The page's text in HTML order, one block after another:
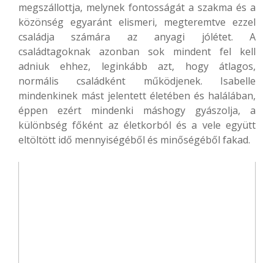
megszállottja, melynek fontosságát a szakma és a
közönség egyaránt elismeri, megteremtve ezzel
családja számára az anyagi jólétet. A
családtagoknak azonban sok mindent fel kell
adniuk ehhez, leginkább azt, hogy átlagos,
normális családként működjenek. Isabelle
mindenkinek mást jelentett életében és halálában,
éppen ezért mindenki máshogy gyászolja, a
különbség főként az életkorból és a vele együtt
eltöltött idő mennyiségéből és minőségéből fakad.